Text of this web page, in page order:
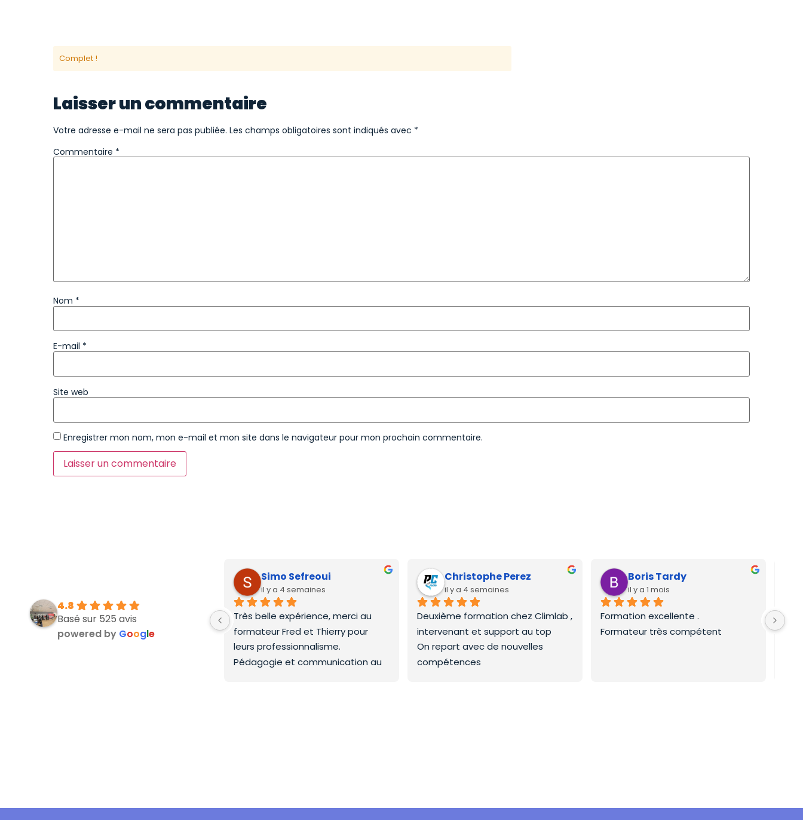
Complet !
Laisser un commentaire
Votre adresse e-mail ne sera pas publiée. Les champs obligatoires sont indiqués avec *
Commentaire *
Nom *
E-mail *
Site web
Enregistrer mon nom, mon e-mail et mon site dans le navigateur pour mon prochain commentaire.
4.8
Basé sur 525 avis
powered by Google
Simo Sefreoui
il y a 4 semaines
Très belle expérience, merci au
formateur Fred et Thierry pour
leurs professionnalisme.
Pédagogie et communication au
Christophe Perez
il y a 4 semaines
Deuxième formation chez Climlab ,
intervenant et support au top
On repart avec de nouvelles
compétences
Boris Tardy
il y a 1 mois
Formation excellente .
Formateur très compétent